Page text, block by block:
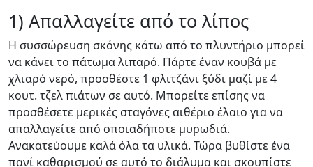
1) Απαλλαγείτε από το λίπος
Η συσσώρευση σκόνης κάτω από το πλυντήριο μπορεί
να κάνει το πάτωμα λιπαρό. Πάρτε έναν κουβά με
χλιαρό νερό, προσθέστε 1 φλιτζάνι ξύδι μαζί με 4
κουτ. τζελ πιάτων σε αυτό. Μπορείτε επίσης να
προσθέσετε μερικές σταγόνες αιθέριο έλαιο για να
απαλλαγείτε από οποιαδήποτε μυρωδιά.
Ανακατεύουμε καλά όλα τα υλικά. Τώρα βυθίστε ένα
πανί καθαρισμού σε αυτό το διάλυμα και σκουπίστε